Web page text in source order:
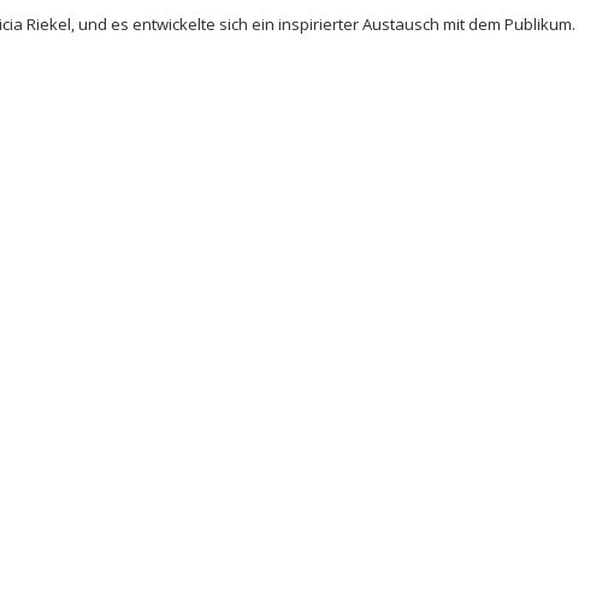
Riekel, und es entwickelte sich ein inspirierter Austausch mit dem Publikum.